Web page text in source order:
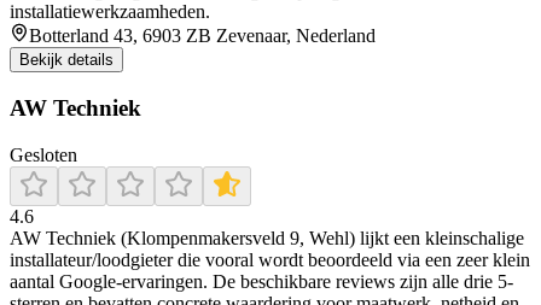
installatiewerkzaamheden.
Botterland 43, 6903 ZB Zevenaar, Nederland
Bekijk details
AW Techniek
Gesloten
4.6
AW Techniek (Klompenmakersveld 9, Wehl) lijkt een kleinschalige
installateur/loodgieter die vooral wordt beoordeeld via een zeer klein
aantal Google-ervaringen. De beschikbare reviews zijn alle drie 5-